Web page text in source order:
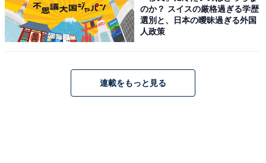
のか？ スイスの厳格過ぎる学歴
選別と、日本の曖昧過ぎる外国
人政策
連載をもっと見る